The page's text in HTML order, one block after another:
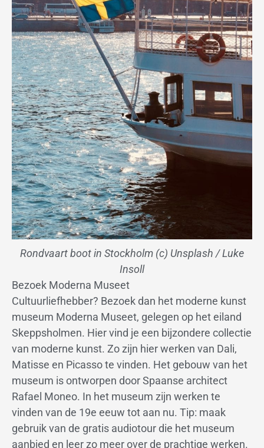
Rondvaart boot in Stockholm (c) Unsplash / Luke
Insoll
Bezoek Moderna Museet
Cultuurliefhebber? Bezoek dan het moderne kunst
museum Moderna Museet, gelegen op het eiland
Skeppsholmen. Hier vind je een bijzondere collectie
van moderne kunst. Zo zijn hier werken van Dali,
Matisse en Picasso te vinden. Het gebouw van het
museum is ontworpen door Spaanse architect
Rafael Moneo. In het museum zijn werken te
vinden van de 19e eeuw tot aan nu. Tip: maak
gebruik van de gratis audiotour die het museum
aanbied en leer zo meer over de prachtige werken.